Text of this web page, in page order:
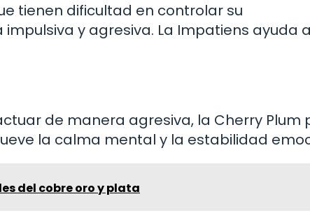
tienen dificultad en controlar su
y agresiva. La Impatiens ayuda
de manera agresiva, la Cherry Plum
la calma mental y la estabilidad
del cobre oro y plata